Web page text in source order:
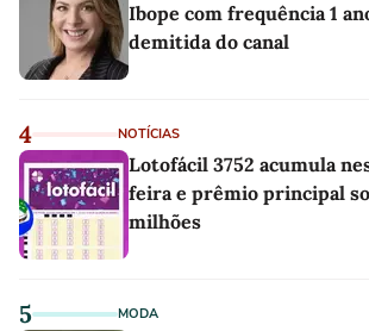
Ibope com frequência 1
demitida do canal
4 NOTÍCIAS
Lotofácil 3752 acumula
feira e prêmio principal
milhões
5 MODA